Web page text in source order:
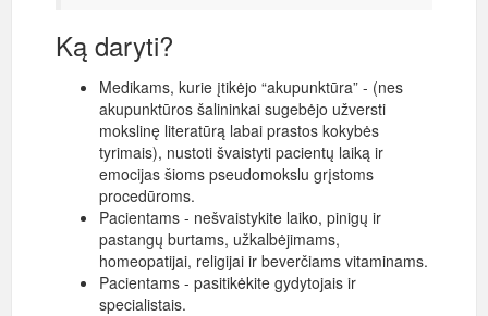
Ką daryti?
Medikams, kurie įtikėjo “akupunktūra” - (nes
akupunktūros šalininkai sugebėjo užversti
mokslinę literatūrą labai prastos kokybės
tyrimais), nustoti švaistyti pacientų laiką ir
emocijas šioms pseudomokslu grįstoms
procedūroms.
Pacientams - nešvaistykite laiko, pinigų ir
pastangų burtams, užkalbėjimams,
homeopatijai, religijai ir beverčiams vitaminams.
Pacientams - pasitikėkite gydytojais ir
specialistais.